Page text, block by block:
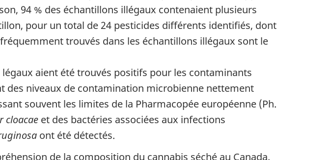
94 % des échantillons illégaux contenaient plusieurs
pour un total de 24 pesticides différents identifiés, dont
trouvés dans les échantillons illégaux sont le
aient été trouvés positifs pour les contaminants
des niveaux de contamination microbienne nettement
souvent les limites de la Pharmacopée européenne (Ph.
cloacae et des bactéries associées aux infections
ont été détectés.
de la composition du cannabis séché au Canada.